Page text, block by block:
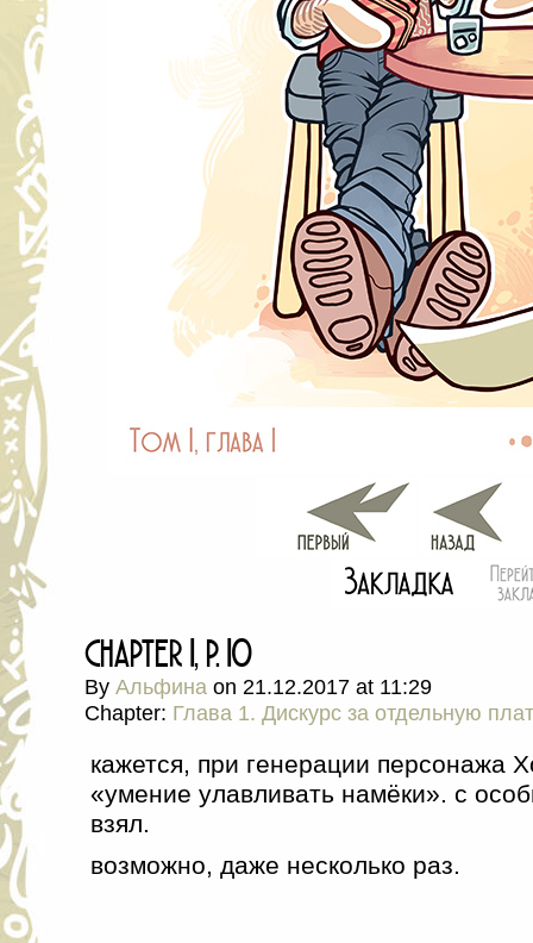
chapter 1, p. 10
By Альфина on 21.12.2017 at 11:29
Chapter: Глава 1. Дискурс за отдельную
кажется, при генерации персонажа
«умение улавливать намёки». с
взял.
возможно, даже несколько раз.